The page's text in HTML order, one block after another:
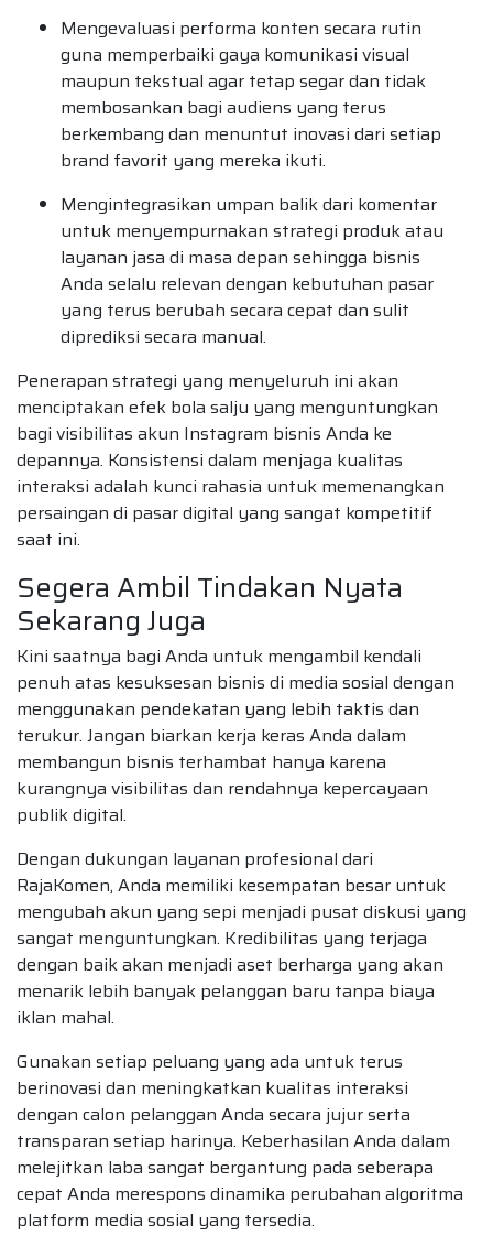
Mengevaluasi performa konten secara rutin
guna memperbaiki gaya komunikasi visual
maupun tekstual agar tetap segar dan tidak
membosankan bagi audiens yang terus
berkembang dan menuntut inovasi dari setiap
brand favorit yang mereka ikuti.
Mengintegrasikan umpan balik dari komentar
untuk menyempurnakan strategi produk atau
layanan jasa di masa depan sehingga bisnis
Anda selalu relevan dengan kebutuhan pasar
yang terus berubah secara cepat dan sulit
diprediksi secara manual.
Penerapan strategi yang menyeluruh ini akan
menciptakan efek bola salju yang menguntungkan
bagi visibilitas akun Instagram bisnis Anda ke
depannya. Konsistensi dalam menjaga kualitas
interaksi adalah kunci rahasia untuk memenangkan
persaingan di pasar digital yang sangat kompetitif
saat ini.
Segera Ambil Tindakan Nyata
Sekarang Juga
Kini saatnya bagi Anda untuk mengambil kendali
penuh atas kesuksesan bisnis di media sosial dengan
menggunakan pendekatan yang lebih taktis dan
terukur. Jangan biarkan kerja keras Anda dalam
membangun bisnis terhambat hanya karena
kurangnya visibilitas dan rendahnya kepercayaan
publik digital.
Dengan dukungan layanan profesional dari
RajaKomen, Anda memiliki kesempatan besar untuk
mengubah akun yang sepi menjadi pusat diskusi yang
sangat menguntungkan. Kredibilitas yang terjaga
dengan baik akan menjadi aset berharga yang akan
menarik lebih banyak pelanggan baru tanpa biaya
iklan mahal.
Gunakan setiap peluang yang ada untuk terus
berinovasi dan meningkatkan kualitas interaksi
dengan calon pelanggan Anda secara jujur serta
transparan setiap harinya. Keberhasilan Anda dalam
melejitkan laba sangat bergantung pada seberapa
cepat Anda merespons dinamika perubahan algoritma
platform media sosial yang tersedia.